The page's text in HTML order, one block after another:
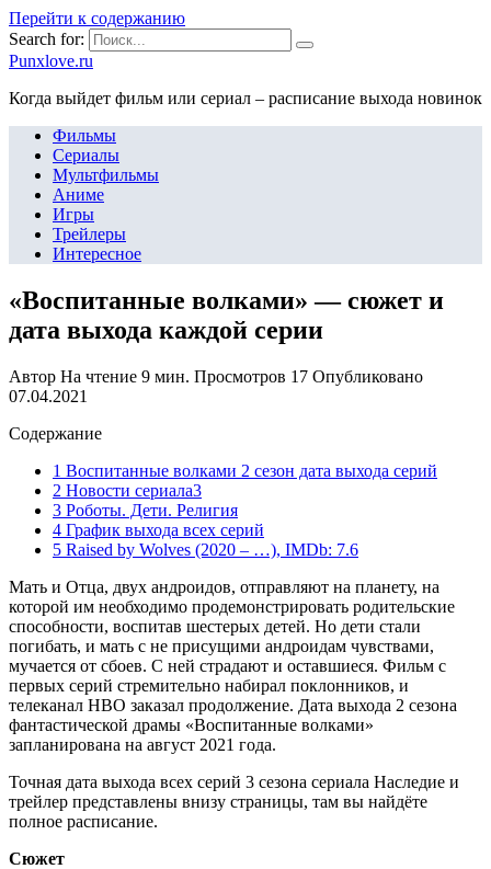
Перейти к содержанию
Search for:
Punxlove.ru
Когда выйдет фильм или сериал – расписание выхода новинок
Фильмы
Сериалы
Мультфильмы
Аниме
Игры
Трейлеры
Интересное
«Воспитанные волками» — сюжет и
дата выхода каждой серии
Автор На чтение 9 мин. Просмотров 17 Опубликовано
07.04.2021
Содержание
1 Воспитанные волками 2 сезон дата выхода серий
2 Новости сериала3
3 Роботы. Дети. Религия
4 График выхода всех серий
5 Raised by Wolves (2020 – …), IMDb: 7.6
Мать и Отца, двух андроидов, отправляют на планету, на
которой им необходимо продемонстрировать родительские
способности, воспитав шестерых детей. Но дети стали
погибать, и мать с не присущими андроидам чувствами,
мучается от сбоев. С ней страдают и оставшиеся. Фильм с
первых серий стремительно набирал поклонников, и
телеканал НВО заказал продолжение. Дата выхода 2 сезона
фантастической драмы «Воспитанные волками»
запланирована на август 2021 года.
Точная дата выхода всех серий 3 сезона сериала Наследие и
трейлер представлены внизу страницы, там вы найдёте
полное расписание.
Сюжет